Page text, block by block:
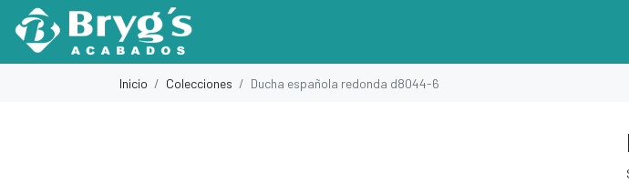
Inicio Colecciones Ducha española redonda d8044-6